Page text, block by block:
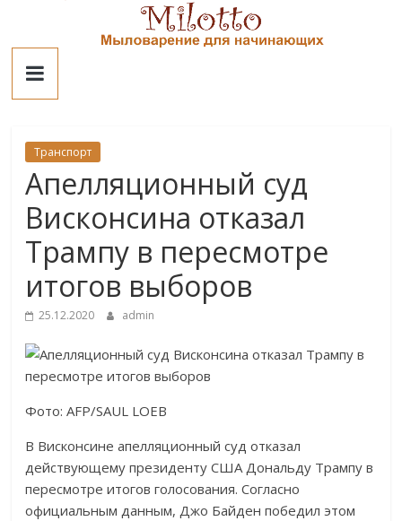
contentМилотто
Транспорт
Апелляционный суд
Висконсина отказал
Трампу в пересмотре
итогов выборов
25.12.2020 admin
Фото: AFP/SAUL LOEB
В Висконсине апелляционный суд отказал
действующему президенту США Дональду Трампу в
пересмотре итогов голосования. Согласно
официальным данным, Джо Байден победил этом